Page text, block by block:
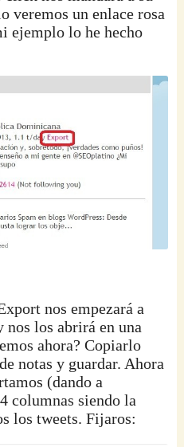
veremos un enlace rosa
ejemplo lo he hecho
nos empezará a
nos los abrirá en una
ahora? Copiarlo
notas y guardar. Ahora
(dando a
columnas siendo la
los tweets. Fijaros: